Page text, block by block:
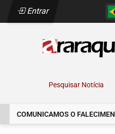
Entrar
Pesquisar Notícia
COMUNICAMOS O